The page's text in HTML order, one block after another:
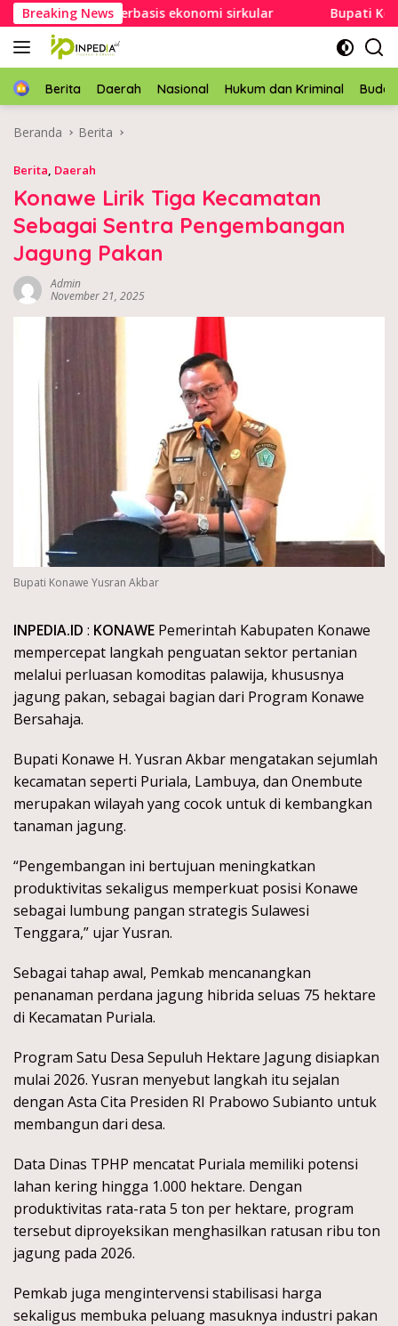
Langsung
ke
konten
Breaking News
sampah berbasis ekonomi sirkular Bupati Konawe
HomeBerita Daerah Nasional Hukum dan Kriminal
Beranda Berita
Berita, Daerah
Konawe Lirik Tiga Kecamatan
Sebagai Sentra Pengembangan
Jagung Pakan
Admin
November 21, 2025
Bupati Konawe Yusran Akbar
INPEDIA.ID : KONAWE Pemerintah Kabupaten Konawe
mempercepat langkah penguatan sektor pertanian
melalui perluasan komoditas palawija, khususnya
jagung pakan, sebagai bagian dari Program Konawe
Bersahaja.
Bupati Konawe H. Yusran Akbar mengatakan sejumlah
kecamatan seperti Puriala, Lambuya, dan Onembute
merupakan wilayah yang cocok untuk di kembangkan
tanaman jagung.
“Pengembangan ini bertujuan meningkatkan
produktivitas sekaligus memperkuat posisi Konawe
sebagai lumbung pangan strategis Sulawesi
Tenggara,” ujar Yusran.
Sebagai tahap awal, Pemkab mencanangkan
penanaman perdana jagung hibrida seluas 75 hektare
di Kecamatan Puriala.
Program Satu Desa Sepuluh Hektare Jagung disiapkan
mulai 2026. Yusran menyebut langkah itu sejalan
dengan Asta Cita Presiden RI Prabowo Subianto untuk
membangun dari desa.
Data Dinas TPHP mencatat Puriala memiliki potensi
lahan kering hingga 1.000 hektare. Dengan
produktivitas rata-rata 5 ton per hektare, program
tersebut diproyeksikan menghasilkan ratusan ribu ton
jagung pada 2026.
Pemkab juga mengintervensi stabilisasi harga
sekaligus membuka peluang masuknya industri pakan